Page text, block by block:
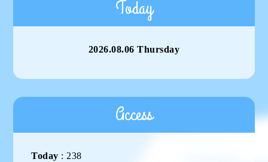
Today
2026.08.06 Thursday
Access
Today : 238